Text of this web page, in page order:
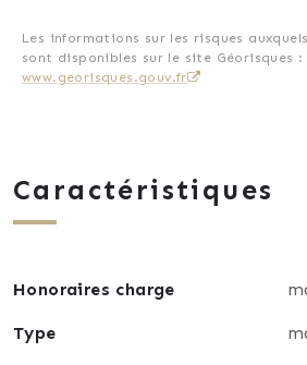
Les informations sur les risques
sont disponibles sur le site Géorisques :
www.georisques.gouv.fr
Caractéristiques
Honoraires charge
Type